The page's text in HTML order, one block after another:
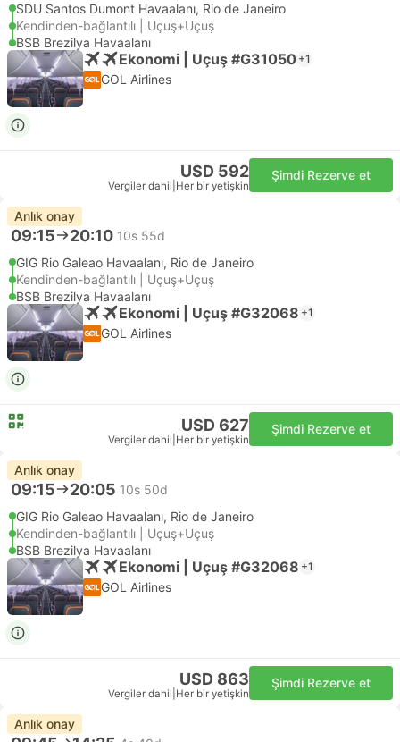
SDU Santos Dumont Havaalanı, Rio de Janeiro
Kendinden-bağlantılı | Uçuş+Uçuş
BSB Brezilya Havaalanı
Ekonomi | Uçuş #G31050 +1
GOL Airlines
USD 592
Vergiler dahil Her bir yetişkin
Şimdi Rezerve et
Anlık onay
09:15 20:10 10s 55d
GIG Rio Galeao Havaalanı, Rio de Janeiro
Kendinden-bağlantılı | Uçuş+Uçuş
BSB Brezilya Havaalanı
Ekonomi | Uçuş #G32068 +1
GOL Airlines
USD 627
Vergiler dahil Her bir yetişkin
Şimdi Rezerve et
Anlık onay
09:15 20:05 10s 50d
GIG Rio Galeao Havaalanı, Rio de Janeiro
Kendinden-bağlantılı | Uçuş+Uçuş
BSB Brezilya Havaalanı
Ekonomi | Uçuş #G32068 +1
GOL Airlines
USD 863
Vergiler dahil Her bir yetişkin
Şimdi Rezerve et
Anlık onay